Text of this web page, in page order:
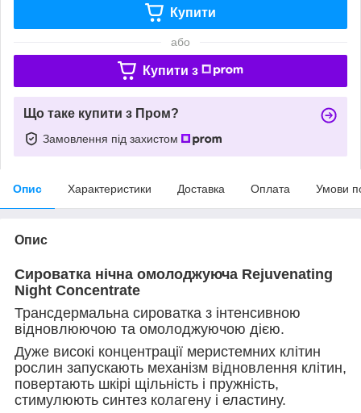
Купити
або
Купити з
Що таке купити з Пром?
Замовлення під захистом
Опис Характеристики Доставка Оплата Умови
Опис
Сироватка нічна омолоджуюча Rejuvenating
Night Concentrate
Трансдермальна сироватка з інтенсивною
відновлюючою та омолоджуючою дією.
Дуже високі концентрації меристемних клітин
рослин запускають механізм відновлення клітин,
повертають шкірі щільність і пружність,
стимулюють синтез колагену і еластину.